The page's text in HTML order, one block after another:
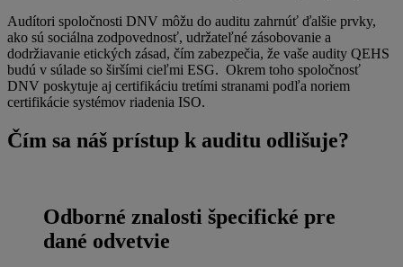
Audítori spoločnosti DNV môžu do auditu zahrnúť ďalšie prvky,
ako sú sociálna zodpovednosť, udržateľné zásobovanie a
dodržiavanie etických zásad, čím zabezpečia, že vaše audity QEHS
budú v súlade so širšími cieľmi ESG. Okrem toho spoločnosť
DNV poskytuje aj certifikáciu tretími stranami podľa noriem
certifikácie systémov riadenia ISO.
Čím sa náš prístup k auditu odlišuje?
Odborné znalosti špecifické pre
dané odvetvie